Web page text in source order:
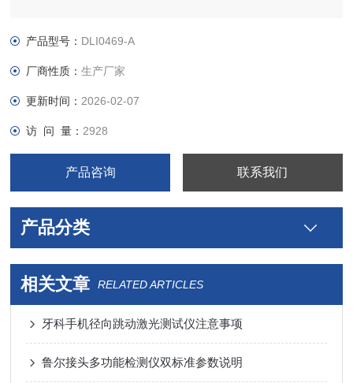
产品型号： DLI0469-A
厂商性质：生产厂家
更新时间： 2026-02-07
访 问 量： 2928
产品咨询 联系我们
产品分类
相关文章 RELATED ARTICLES
牙科手机径向跳动激光测试仪注意事项
鲁尔接头多功能检测仪双标准参数说明